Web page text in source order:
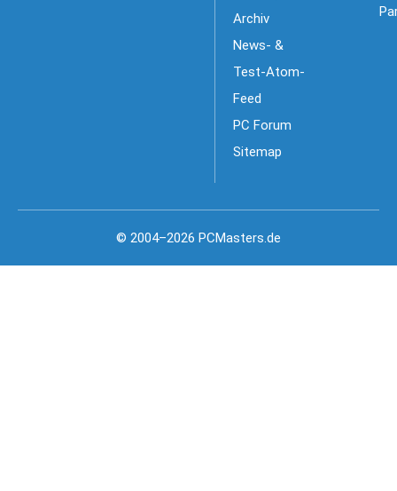
Archiv
News- &
Test-Atom-
Feed
PC Forum
Sitemap
© 2004–2026 PCMasters.de